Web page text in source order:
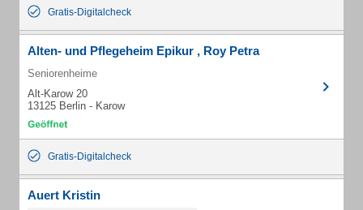
Gratis-Digitalcheck
Alten- und Pflegeheim Epikur , Roy Petra
Seniorenheime
Alt-Karow 20
13125 Berlin - Karow
Gratis-Digitalcheck
Auert Kristin